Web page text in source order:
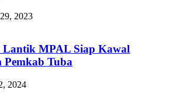
2023
Lantik MPAL Siap Kawal
Pemkab Tuba
2024